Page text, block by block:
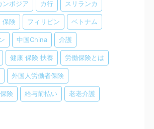
ンボジア カ行 スリランカ
保険 フィリピン ベトナム
中国China 介護
健康 保険 扶養 労働保険とは
外国人労働者保険
険 給与前払い 老老介護